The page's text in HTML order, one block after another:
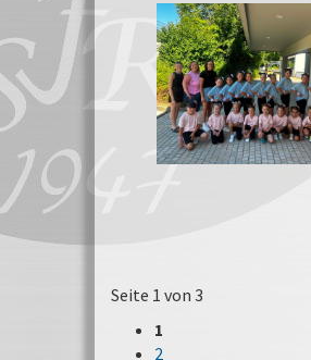
Seite 1 von 3
1
2